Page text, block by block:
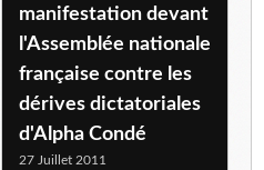
manifestation devant
l'Assemblée nationale
française contre les
dérives dictatoriales
27 Juillet 2011